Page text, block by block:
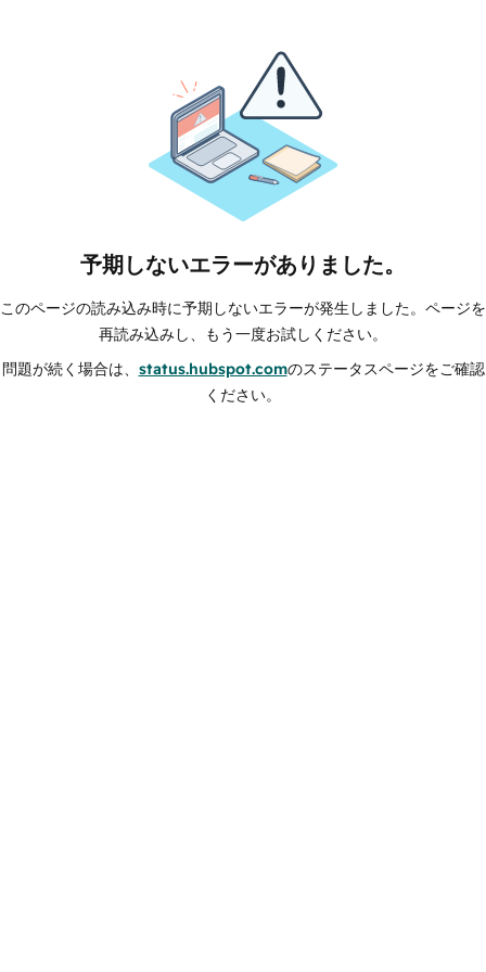
予期しないエラーがありました。
このページの読み込み時に予期しないエラーが発生しました。ページを
再読み込みし、もう一度お試しください。
問題が続く場合は、 status.hubspot.comのステータスページをご確認
ください。